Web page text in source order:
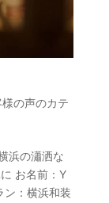
様の声のカテ
浜の瀟洒な
お名前：Y
ン：横浜和装